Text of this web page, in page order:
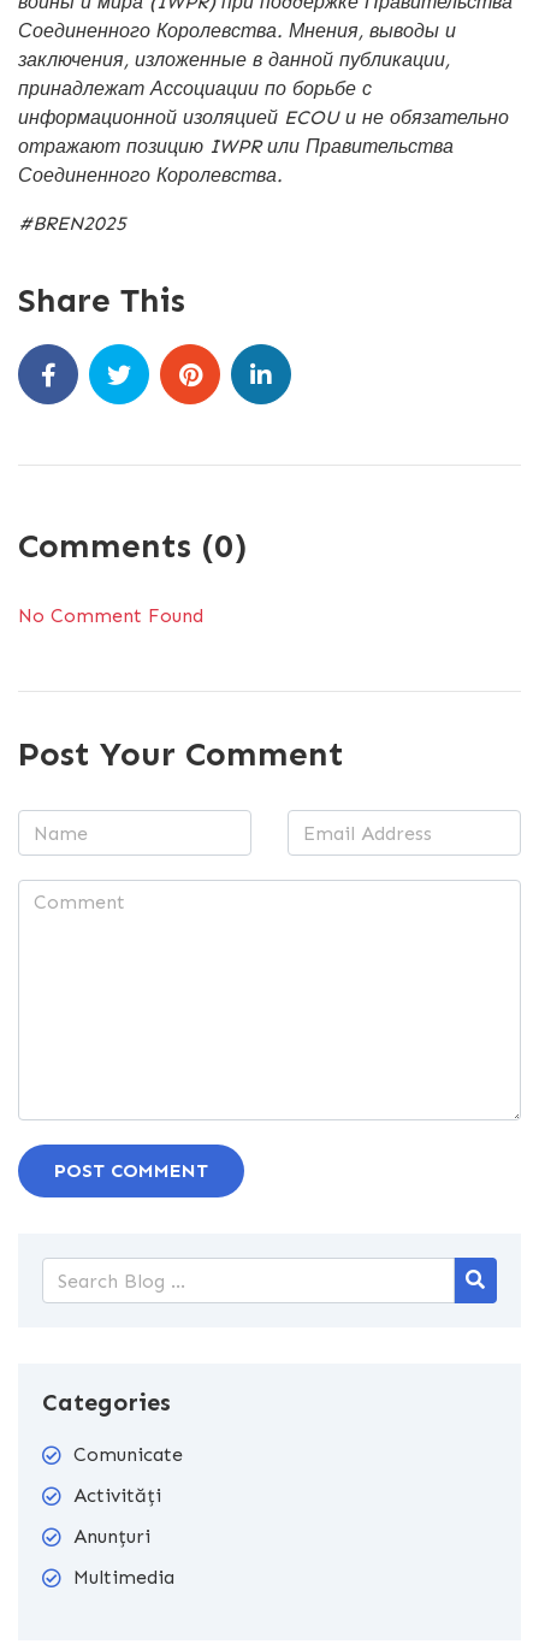
Соединенного Королевства. Мнения, выводы и
заключения, изложенные в данной публикации,
принадлежат Ассоциации по борьбе с
информационной изоляцией ECOU и не обязательно
отражают позицию IWPR или Правительства
Соединенного Королевства.
#BREN2025
Share This
Comments (0)
No Comment Found
Post Your Comment
POST COMMENT
Categories
Comunicate
Activități
Anunțuri
Multimedia